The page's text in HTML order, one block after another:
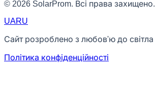
© 2026 SolarProm. Всі права захищено.
UARU
Сайт розроблено з любов'ю до світла
Політика конфіденційності